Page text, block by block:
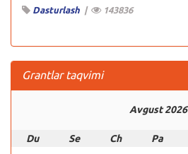
Dasturlash | 143836
Grantlar taqvimi
Avgust 2026
Du Se Ch Pa